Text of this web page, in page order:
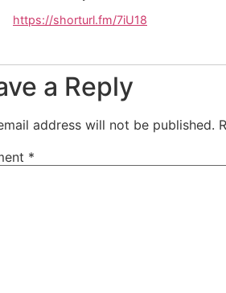
https://shorturl.fm/7iU18
a Reply
address will not be published.
*